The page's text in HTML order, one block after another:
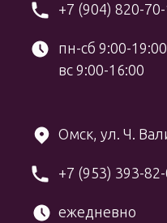
+7 (904) 820-
пн-сб 9:00-19:00
вс 9:00-16:00
+7 (953) 393-
ежедневно
Омск, ул. Ч.